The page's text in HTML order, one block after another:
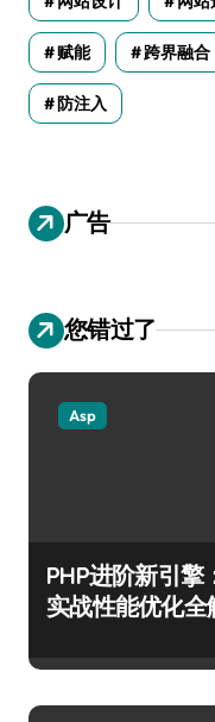
赋能 跨界融合
防注入
广告
您错过了
Asp
PHP进阶新引擎
实战性能优化全